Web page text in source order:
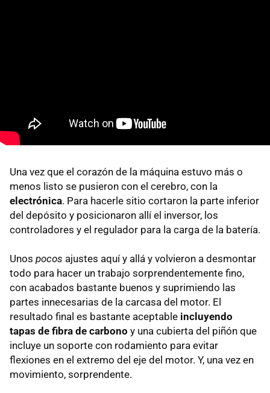
Una vez que el corazón de la máquina estuvo más o
menos listo se pusieron con el cerebro, con la
electrónica. Para hacerle sitio cortaron la parte inferior
del depósito y posicionaron allí el inversor, los
controladores y el regulador para la carga de la batería.
Unos pocos ajustes aquí y allá y volvieron a desmontar
todo para hacer un trabajo sorprendentemente fino,
con acabados bastante buenos y suprimiendo las
partes innecesarias de la carcasa del motor. El
resultado final es bastante aceptable incluyendo
tapas de fibra de carbono y una cubierta del piñón que
incluye un soporte con rodamiento para evitar
flexiones en el extremo del eje del motor. Y, una vez en
movimiento, sorprendente.